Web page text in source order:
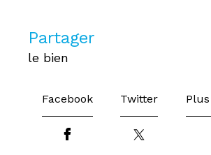
partager
le bien
Facebook Twitter